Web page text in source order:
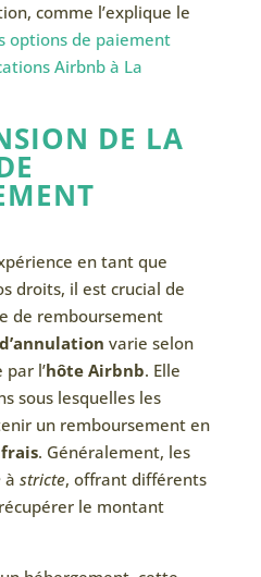
comme l’explique le
options de paiement
Airbnb à La
DE LA
en tant que
droits, il est crucial de
de remboursement
varie selon
l’hôte Airbnb. Elle
sous lesquelles les
un remboursement en
. Généralement, les
à stricte, offrant différents
le montant